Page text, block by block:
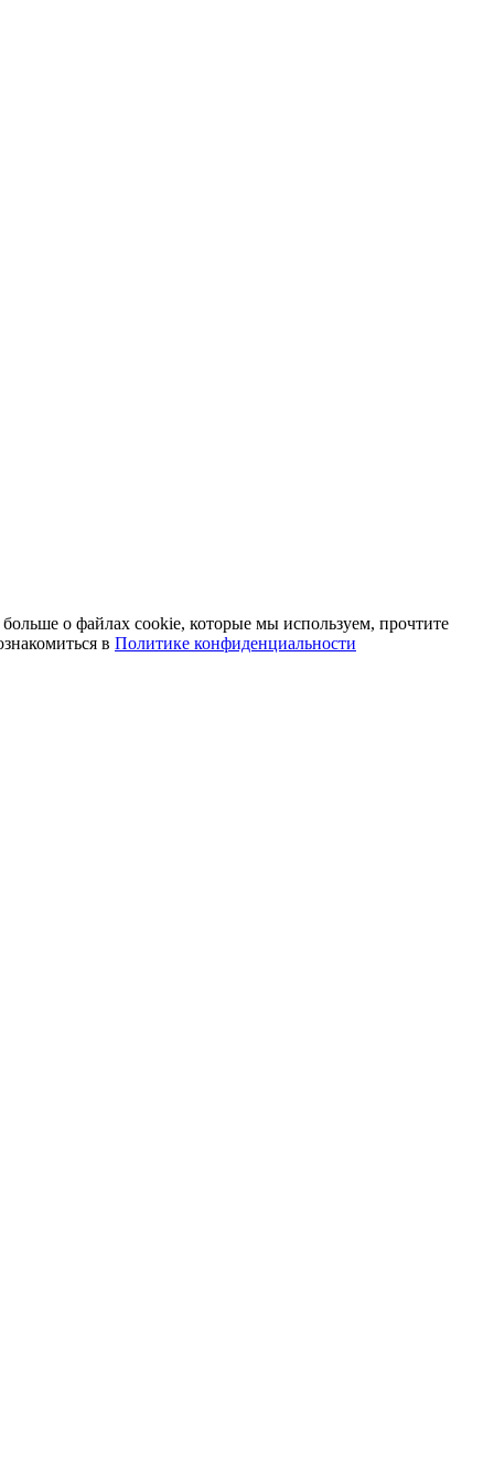
о файлах cookie, которые мы используем, прочтите
в Политике конфиденциальности